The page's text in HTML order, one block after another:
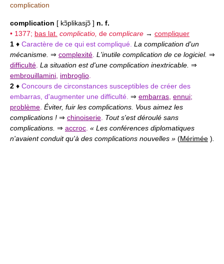
complication
complication [ kɔ̃plikasjɔ̃ ] n. f.
• 1377; bas lat. complicatio, de complicare → compliquer
1 ♦ Caractère de ce qui est compliqué. La complication d'un
mécanisme. ⇒ complexité L'inutile complication de ce logiciel. ⇒
difficulté La situation est d'une complication inextricable. ⇒
embrouillamini imbroglio
2 ♦ Concours de circonstances susceptibles de créer des
embarras, d'augmenter une difficulté. ⇒ embarras ennui;
problème Éviter, fuir les complications. Vous aimez les
complications ! ⇒ chinoiserie Tout s'est déroulé sans
complications. ⇒ accroc « Les conférences diplomatiques
n'avaient conduit qu'à des complications nouvelles » (Mérimée )